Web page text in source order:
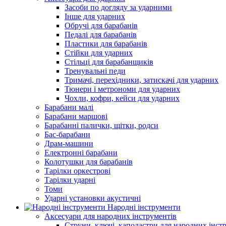
Засоби по догляду за ударними
Інше для ударних
Обручі для барабанів
Педалі для барабанів
Пластики для барабанів
Стійки для ударних
Стільці для барабанщиків
Тренувальні педи
Тримачі, перехідники, затискачі для ударних
Тюнери і метрономи для ударних
Чохли, кофри, кейси для ударних
Барабани малі
Барабани маршові
Барабанні палички, щітки, родси
Бас-барабани
Драм-машини
Електронні барабани
Колотушки для барабанів
Тарілки оркестрові
Тарілки ударні
Томи
Ударні установки акустичні
Народні інструменти
Аксесуари для народних інструментів